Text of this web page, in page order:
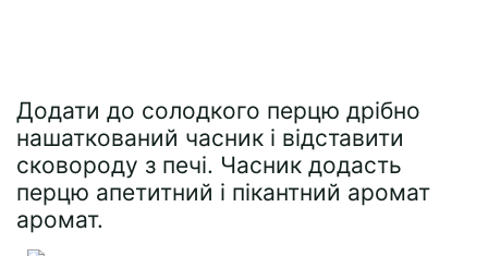
Додати до солодкого перцю дрібно
нашаткований часник і відставити
сковороду з печі. Часник додасть
перцю апетитний і пікантний аромат
аромат.